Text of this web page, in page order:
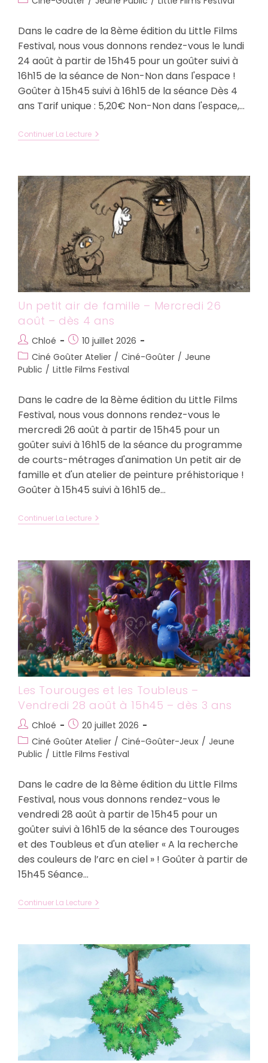
Dans le cadre de la 8ème édition du Little Films
Festival, nous vous donnons rendez-vous le lundi
24 août à partir de 15h45 pour un goûter suivi à
16h15 de la séance de Non-Non dans l'espace !
Goûter à 15h45 suivi à 16h15 de la séance Dès 4
ans Tarif unique : 5,20€ Non-Non dans l'espace,…
Continuer La LectureNon-
Non
Lundi
24
Août
–
4
Ans
Un petit air de famille – Mercredi 26
août – dès 4 ans
Auteur/autrice
de
la
publication :
Chloé
Publication
publiée :
10 juillet 2026
Post
category:
Ciné Goûter Atelier / Ciné-Goûter / Jeune
Public / Little Films Festival
Dans le cadre de la 8ème édition du Little Films
Festival, nous vous donnons rendez-vous le
mercredi 26 août à partir de 15h45 pour un
goûter suivi à 16h15 de la séance du programme
de courts-métrages d'animation Un petit air de
famille et d'un atelier de peinture préhistorique !
Goûter à 15h45 suivi à 16h15 de…
Continuer La LectureUn
Petit
–
Mercredi
26
Août
–
Dès
4
Ans
Les Tourouges et les Toubleus –
Vendredi 28 août à 15h45 – dès 3 ans
Auteur/autrice
de
la
publication :
Chloé
Publication
publiée :
20 juillet 2026
Post
category:
Ciné Goûter Atelier / Ciné-Goûter-Jeux / Jeune
Public / Little Films Festival
Dans le cadre de la 8ème édition du Little Films
Festival, nous vous donnons rendez-vous le
vendredi 28 août à partir de 15h45 pour un
goûter suivi à 16h15 de la séance des Tourouges
et des Toubleus et d'un atelier « A la recherche
des couleurs de l’arc en ciel » ! Goûter à partir de
15h45 Séance…
Continuer La LectureLes
Tourouges
–
Vendredi
Août
15h45
–
Dès
3
Ans